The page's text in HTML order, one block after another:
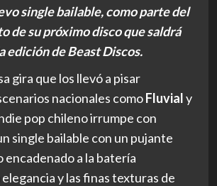
single bailable, como parte del
de su próximo disco que saldrá
edición de Beast Discos.
gira que los llevó a pisar
nacionales comoFluvialy
pop chileno irrumpe con
single bailable con un pujante
encadenado a la batería
y las finas texturas de